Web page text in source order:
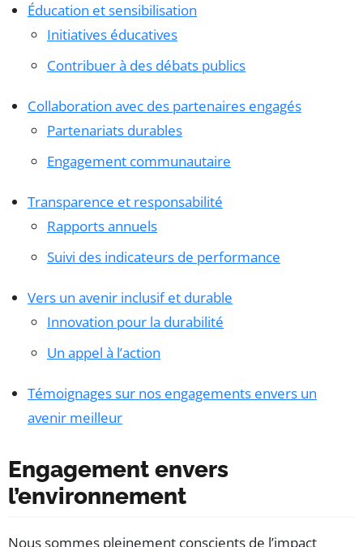
Éducation et sensibilisation
Initiatives éducatives
Contribuer à des débats publics
Collaboration avec des partenaires engagés
Partenariats durables
Engagement communautaire
Transparence et responsabilité
Rapports annuels
Suivi des indicateurs de performance
Vers un avenir inclusif et durable
Innovation pour la durabilité
Un appel à l’action
Témoignages sur nos engagements envers un
avenir meilleur
Engagement envers
l’environnement
Nous sommes pleinement conscients de l’impact